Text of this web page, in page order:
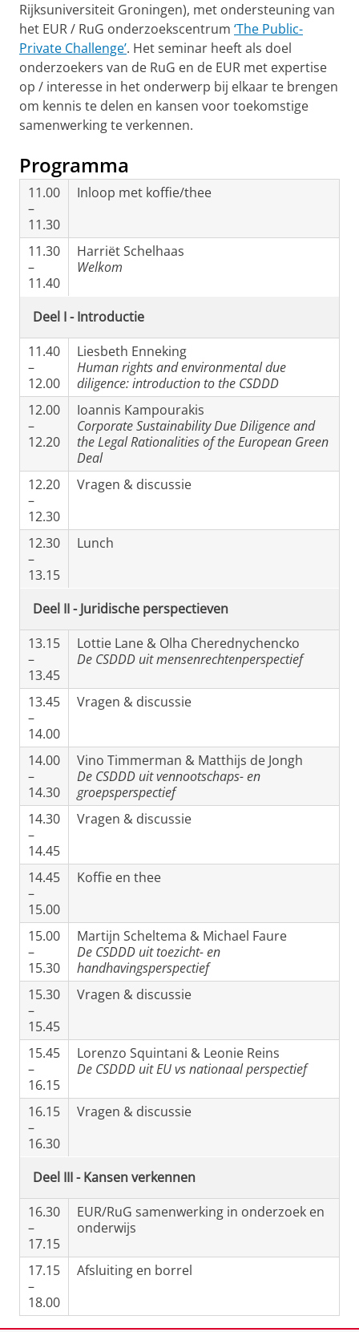
Rijksuniversiteit Groningen), met ondersteuning van
het EUR / RuG onderzoekscentrum ‘The Public-
Private Challenge’. Het seminar heeft als doel
onderzoekers van de RuG en de EUR met expertise
op / interesse in het onderwerp bij elkaar te brengen
om kennis te delen en kansen voor toekomstige
samenwerking te verkennen.
Programma
11.00
–
11.30
Inloop met koffie/thee
11.30
–
11.40
Harriët Schelhaas
Welkom
Deel I - Introductie
11.40
–
12.00
Liesbeth Enneking
Human rights and environmental due
diligence: introduction to the CSDDD
12.00
–
12.20
Ioannis Kampourakis
Corporate Sustainability Due Diligence and
the Legal Rationalities of the European Green
Deal
12.20
–
12.30
Vragen & discussie
12.30
–
13.15
Lunch
Deel II - Juridische perspectieven
13.15
–
13.45
Lottie Lane & Olha Cherednychencko
De CSDDD uit mensenrechtenperspectief
13.45
–
14.00
Vragen & discussie
14.00
–
14.30
Vino Timmerman & Matthijs de Jongh
De CSDDD uit vennootschaps- en
groepsperspectief
14.30
–
14.45
Vragen & discussie
14.45
–
15.00
Koffie en thee
15.00
–
15.30
Martijn Scheltema & Michael Faure
De CSDDD uit toezicht- en
handhavingsperspectief
15.30
–
15.45
Vragen & discussie
15.45
–
16.15
Lorenzo Squintani & Leonie Reins
De CSDDD uit EU vs nationaal perspectief
16.15
–
16.30
Vragen & discussie
Deel III - Kansen verkennen
16.30
–
17.15
EUR/RuG samenwerking in onderzoek en
onderwijs
17.15
–
18.00
Afsluiting en borrel